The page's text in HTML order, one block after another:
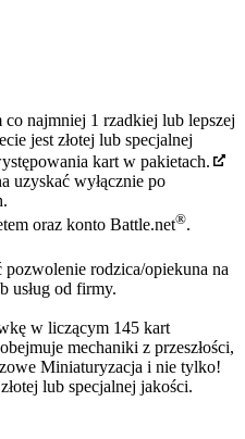
najmniej 1 rzadkiej lub lepszej
jest złotej lub specjalnej
kart w pakietach.
uzyskać wyłącznie po
oraz konto Battle.net®.
pozwolenie rodzica/opiekuna na
usług od firmy.
w liczącym 145 kart
mechaniki z przeszłości,
Miniaturyzacja i nie tylko!
lub specjalnej jakości.